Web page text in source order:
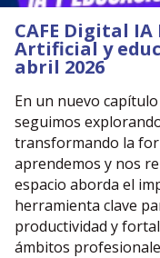
CAFE Digital
Artificial y
abril 2026
En un nuevo
seguimos
transformando la
aprendemos y nos
espacio aborda el
herramienta clave
productividad y
ámbitos